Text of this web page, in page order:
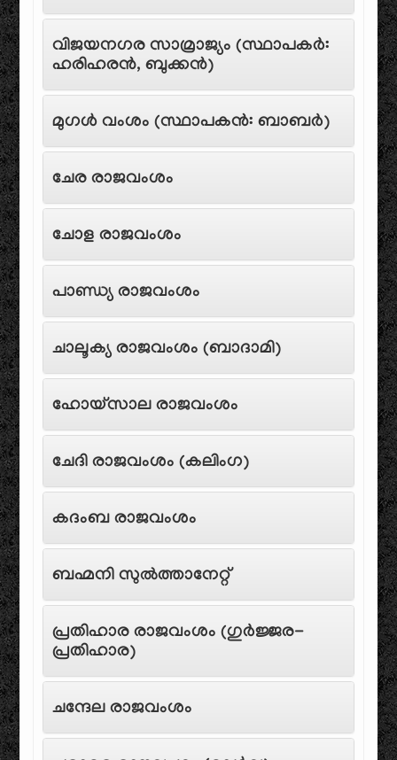
വിജയനഗര സാമ്രാജ്യം (സ്ഥാപകർ:
ഹരിഹരൻ, ബുക്കൻ)
മുഗൾ വംശം (സ്ഥാപകൻ: ബാബർ)
ചേര രാജവംശം
ചോള രാജവംശം
പാണ്ഡ്യ രാജവംശം
ചാലൂക്യ രാജവംശം (ബാദാമി)
ഹോയ്‌സാല രാജവംശം
ചേദി രാജവംശം (കലിംഗ)
കദംബ രാജവംശം
ബഹ്മനി സുൽത്താനേറ്റ്
പ്രതിഹാര രാജവംശം (ഗുർജ്ജര-
പ്രതിഹാര)
ചന്ദേല രാജവംശം